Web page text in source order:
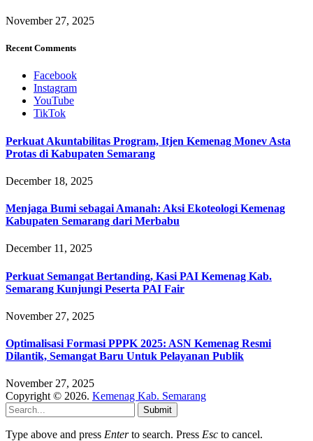
November 27, 2025
Recent Comments
Facebook
Instagram
YouTube
TikTok
Perkuat Akuntabilitas Program, Itjen Kemenag Monev Asta
Protas di Kabupaten Semarang
December 18, 2025
Menjaga Bumi sebagai Amanah: Aksi Ekoteologi Kemenag
Kabupaten Semarang dari Merbabu
December 11, 2025
Perkuat Semangat Bertanding, Kasi PAI Kemenag Kab.
Semarang Kunjungi Peserta PAI Fair
November 27, 2025
Optimalisasi Formasi PPPK 2025: ASN Kemenag Resmi
Dilantik, Semangat Baru Untuk Pelayanan Publik
November 27, 2025
Copyright © 2026. Kemenag Kab. Semarang
Submit
Type above and press Enterto search. Press Esc to cancel.